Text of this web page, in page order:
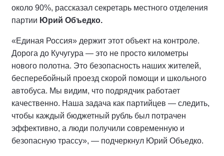
около 90%, рассказал секретарь местного отделения
партии Юрий Объедко.
«Единая Россия» держит этот объект на контроле.
Дорога до Кучугура — это не просто километры
нового полотна. Это безопасность наших жителей,
бесперебойный проезд скорой помощи и школьного
автобуса. Мы видим, что подрядчик работает
качественно. Наша задача как партийцев — следить,
чтобы каждый бюджетный рубль был потрачен
эффективно, а люди получили современную и
безопасную трассу», — подчеркнул Юрий Объедко.